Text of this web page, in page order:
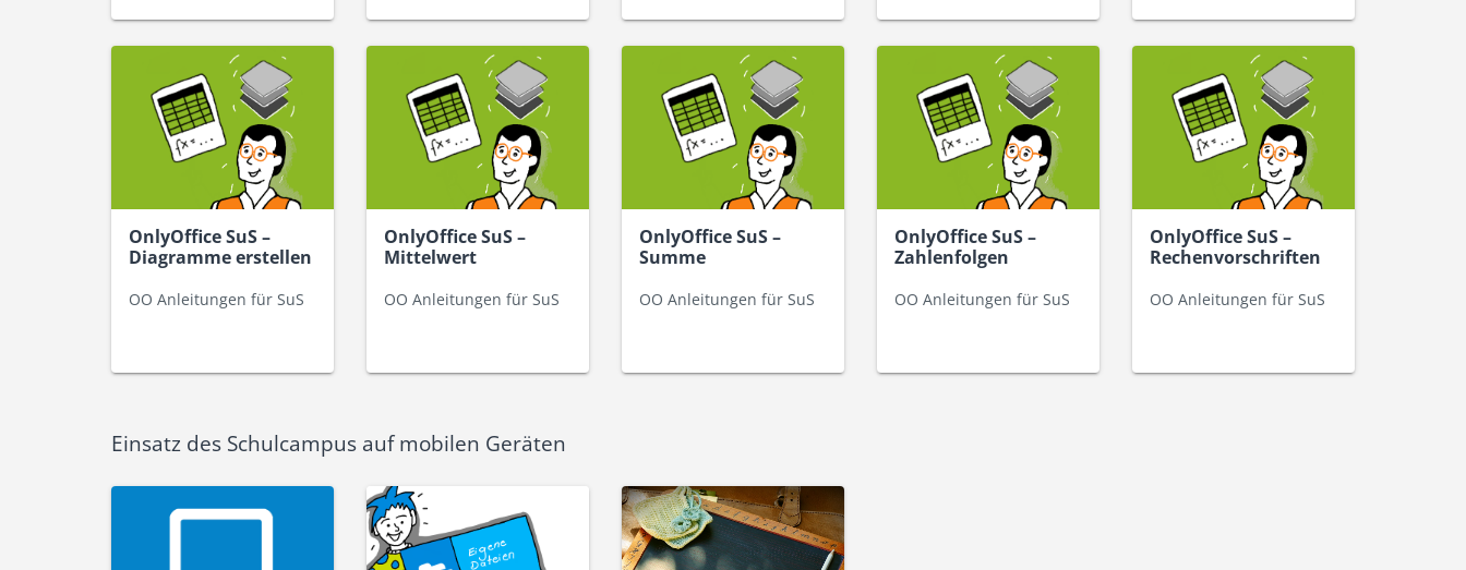
OnlyOffice SuS –
Diagramme erstellen
OO Anleitungen für SuS
OnlyOffice SuS –
Mittelwert
OO Anleitungen für SuS
OnlyOffice SuS –
Summe
OO Anleitungen für SuS
OnlyOffice SuS –
Zahlenfolgen
OO Anleitungen für SuS
OnlyOffice SuS –
Rechenvorschriften
OO Anleitungen für SuS
Einsatz des Schulcampus auf mobilen Geräten